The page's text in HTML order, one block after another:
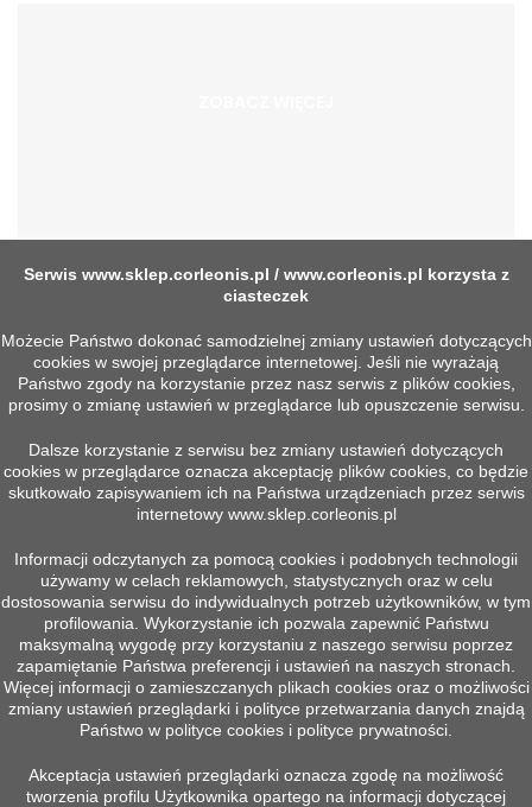
SZYBKA WYSYŁKA
Produktów dostępnych w magazynie
SERWIS
Możliwość wymiany przez serwis
WSPARCIE TECHNICZNE
Nasi specjaliści służą pomocą
BEZPIECZNE PŁATNOŚCI
Gwarancja bezpiecznych zakupów
Serwis www.sklep.corleonis.pl / www.corleonis.pl korzysta z
ciasteczek
Możecie Państwo dokonać samodzielnej zmiany ustawień dotyczących
cookies w swojej przeglądarce internetowej. Jeśli nie wyrażają
Państwo zgody na korzystanie przez nasz serwis z plików cookies,
prosimy o zmianę ustawień w przeglądarce lub opuszczenie serwisu.
Dalsze korzystanie z serwisu bez zmiany ustawień dotyczących
cookies w przeglądarce oznacza akceptację plików cookies, co będzie
skutkowało zapisywaniem ich na Państwa urządzeniach przez serwis
internetowy www.sklep.corleonis.pl
Informacji odczytanych za pomocą cookies i podobnych technologii
używamy w celach reklamowych, statystycznych oraz w celu
dostosowania serwisu do indywidualnych potrzeb użytkowników, w tym
profilowania. Wykorzystanie ich pozwala zapewnić Państwu
maksymalną wygodę przy korzystaniu z naszego serwisu poprzez
zapamiętanie Państwa preferencji i ustawień na naszych stronach.
Więcej informacji o zamieszczanych plikach cookies oraz o możliwości
zmiany ustawień przeglądarki i polityce przetwarzania danych znajdą
Państwo w polityce cookies i polityce prywatności.
Akceptacja ustawień przeglądarki oznacza zgodę na możliwość
tworzenia profilu Użytkownika opartego na informacji dotyczącej